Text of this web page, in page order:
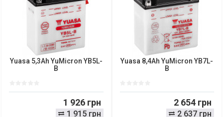
Yuasa 5,3Ah YuMicron YB5L-
B
1 926 грн
1 915 грн
Yuasa 8,4Ah YuMicron YB7L-
B
2 654 грн
2 637 грн